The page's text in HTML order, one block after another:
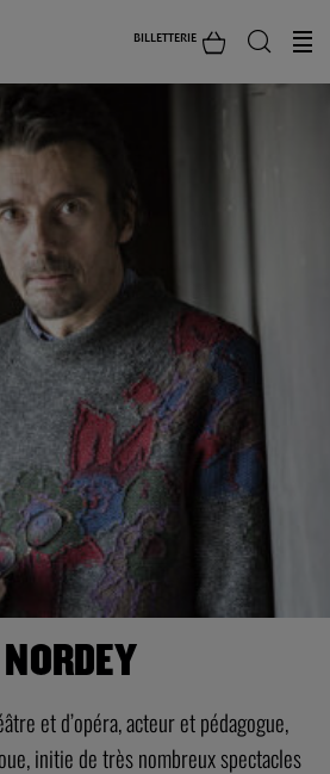
BILLETTERIE
et d’opéra, acteur et pédagogue,
initie de très nombreux spectacles